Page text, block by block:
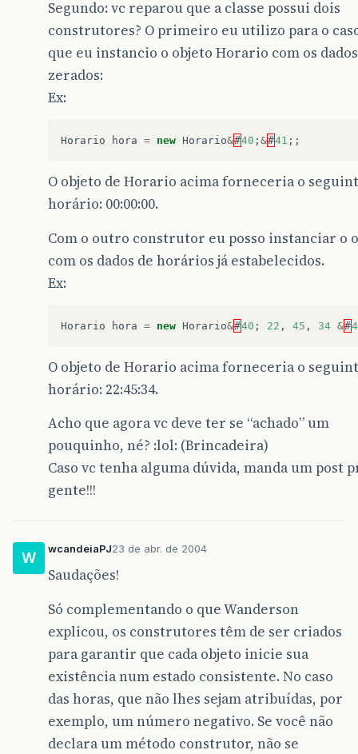
Segundo: vc reparou que a classe possui dois
construtores? O primeiro eu utilizo para o
que eu instancio o objeto Horario com os dados
zerados:
Ex:
Horario hora = new Horario&#40 ; &#41 ;;
O objeto de Horario acima forneceria o
horário: 00:00:00.
Com o outro construtor eu posso instanciar o
com os dados de horários já estabelecidos.
Ex:
Horario hora = new Horario&#40 ; 22 , 45 , 34 &#
O objeto de Horario acima forneceria o
horário: 22:45:34.
Acho que agora vc deve ter se “achado” um
pouquinho, né? :lol: (Brincadeira)
Caso vc tenha alguma dúvida, manda um post
gente!!!
W
wcandeiaPJ23 de abr. de 2004
Saudações!
Só complementando o que Wanderson
explicou, os construtores têm de ser criados
para garantir que cada objeto inicie sua
existência num estado consistente. No caso
das horas, que não lhes sejam atribuídas, por
exemplo, um número negativo. Se você não
declara um método construtor, não se